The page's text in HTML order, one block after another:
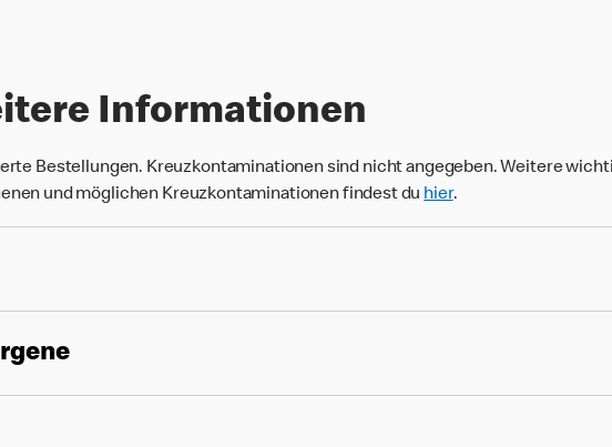
Informationen
Bestellungen. Kreuzkontaminationen sind nicht angegeben. Weitere
und möglichen Kreuzkontaminationen findest du hier.